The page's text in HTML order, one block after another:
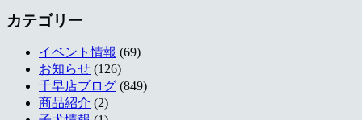
カテゴリー
イベント情報 (69)
お知らせ (126)
千早店ブログ (849)
商品紹介 (2)